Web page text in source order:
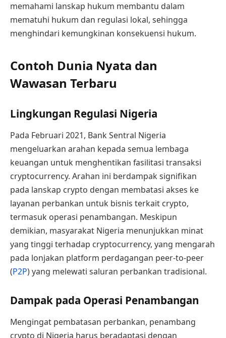
memahami lanskap hukum membantu dalam
mematuhi hukum dan regulasi lokal, sehingga
menghindari kemungkinan konsekuensi hukum.
Contoh Dunia Nyata dan
Wawasan Terbaru
Lingkungan Regulasi Nigeria
Pada Februari 2021, Bank Sentral Nigeria
mengeluarkan arahan kepada semua lembaga
keuangan untuk menghentikan fasilitasi transaksi
cryptocurrency. Arahan ini berdampak signifikan
pada lanskap crypto dengan membatasi akses ke
layanan perbankan untuk bisnis terkait crypto,
termasuk operasi penambangan. Meskipun
demikian, masyarakat Nigeria menunjukkan minat
yang tinggi terhadap cryptocurrency, yang mengarah
pada lonjakan platform perdagangan peer-to-peer
(P2P) yang melewati saluran perbankan tradisional.
Dampak pada Operasi Penambangan
Mengingat pembatasan perbankan, penambang
crypto di Nigeria harus beradaptasi dengan